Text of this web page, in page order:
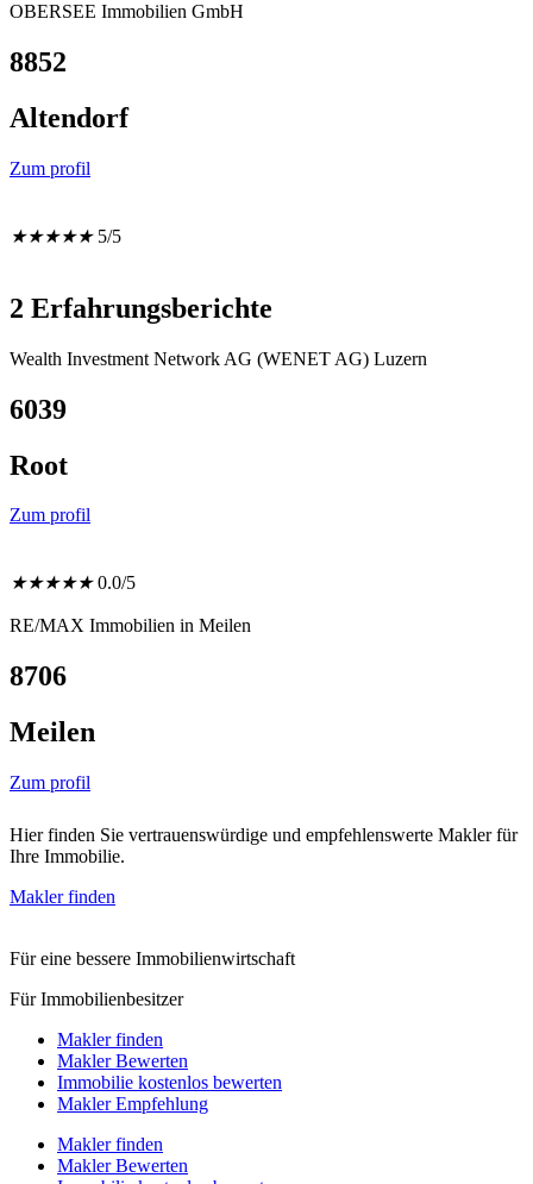
OBERSEE Immobilien GmbH
8852
Altendorf
Zum profil
★★★★★ 5/5
2 Erfahrungsberichte
Wealth Investment Network AG (WENET AG) Luzern
6039
Root
Zum profil
★★★★★ 0.0/5
RE/MAX Immobilien in Meilen
8706
Meilen
Zum profil
Hier finden Sie vertrauenswürdige und empfehlenswerte Makler für
Ihre Immobilie.
Makler finden
Für eine bessere Immobilienwirtschaft
Für Immobilienbesitzer
Makler finden
Makler Bewerten
Immobilie kostenlos bewerten
Makler Empfehlung
Makler finden
Makler Bewerten